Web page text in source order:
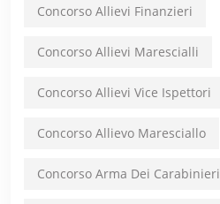
Concorso Allievi Finanzieri
Concorso Allievi Marescialli
Concorso Allievi Vice Ispettori
Concorso Allievo Maresciallo
Concorso Arma Dei Carabinieri